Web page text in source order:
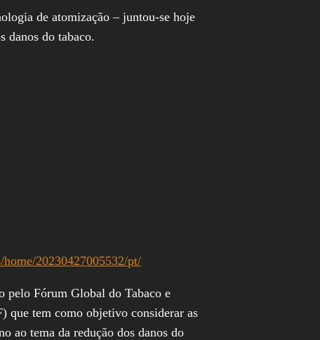
de atomização – juntou-se hoje
danos do tabaco.
20230427005532/pt/
pelo Fórum Global do Tabaco e
tem como objetivo considerar as
ao tema da redução dos danos do